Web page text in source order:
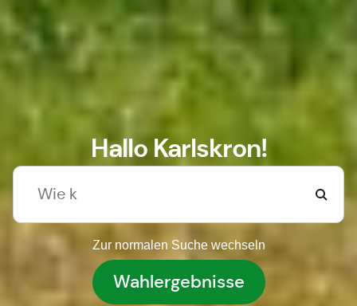
Hallo Karlskron!
Zur normalen Suche wechseln
Wahlergebnisse